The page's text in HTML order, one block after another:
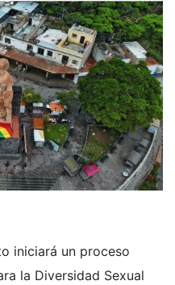
iniciará un proceso
la Diversidad Sexual